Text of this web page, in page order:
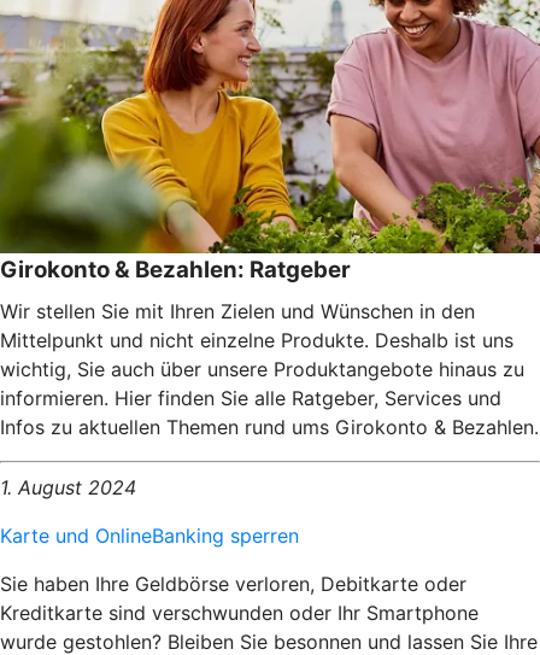
Girokonto & Bezahlen: Ratgeber
Wir stellen Sie mit Ihren Zielen und Wünschen in den
Mittelpunkt und nicht einzelne Produkte. Deshalb ist uns
wichtig, Sie auch über unsere Produktangebote hinaus zu
informieren. Hier finden Sie alle Ratgeber, Services und
Infos zu aktuellen Themen rund ums Girokonto & Bezahlen.
1. August 2024
Karte und OnlineBanking sperren
Sie haben Ihre Geldbörse verloren, Debitkarte oder
Kreditkarte sind verschwunden oder Ihr Smartphone
wurde gestohlen? Bleiben Sie besonnen und lassen Sie Ihre